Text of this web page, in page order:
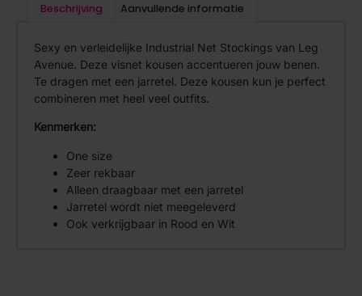
Beschrijving Aanvullende informatie
Sexy en verleidelijke Industrial Net Stockings van Leg
Avenue. Deze visnet kousen accentueren jouw benen.
Te dragen met een jarretel. Deze kousen kun je perfect
combineren met heel veel outfits.
Kenmerken:
One size
Zeer rekbaar
Alleen draagbaar met een jarretel
Jarretel wordt niet meegeleverd
Ook verkrijgbaar in Rood en Wit